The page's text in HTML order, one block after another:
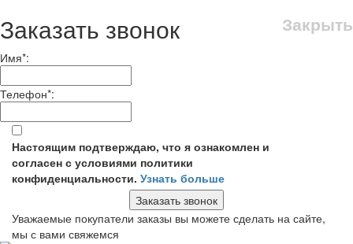
Закрыть
Заказать звонок
Имя*:
Телефон*:
Настоящим подтверждаю, что я ознакомлен и
согласен с условиями политики
конфиденциальности. Узнать больше
Заказать звонок
Уважаемые покупатели заказы вы можете сделать на сайте,
мы с вами свяжемся